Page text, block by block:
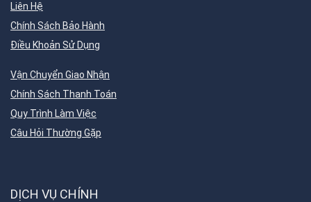
Liên Hệ
Chính Sách Bảo Hành
Điều Khoản Sử Dụng
Vận Chuyển Giao Nhận
Chính Sách Thanh Toán
Quy Trình Làm Việc
Câu Hỏi Thường Gặp
DỊCH VỤ CHÍNH